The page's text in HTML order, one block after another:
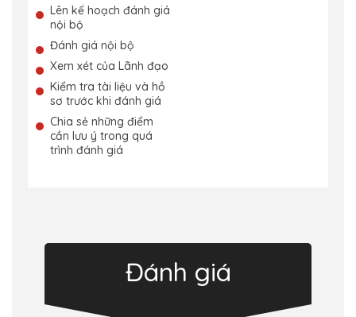
Lên kế hoạch đánh giá
nội bộ
Đánh giá nội bộ
Xem xét của Lãnh đạo
Kiểm tra tài liệu và hồ
sơ trước khi đánh giá
Chia sẻ những điểm
cần lưu ý trong quá
trình đánh giá
Đánh giá